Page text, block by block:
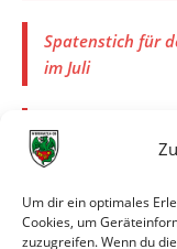
Um dir ein optimales
Cookies, um
zuzugreifen. Wenn du
Spatenstich für
im Juli
Benefizessen